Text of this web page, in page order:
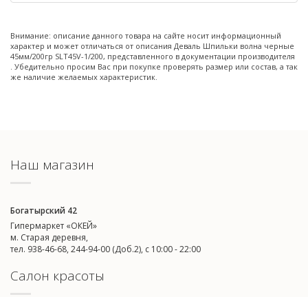
Внимание: описание данного товара на сайте носит информационный
характер и может отличаться от описания Деваль Шпильки волна черные
45мм/200гр SLT45V-1/200, представленного в документации производителя
. Убедительно просим Вас при покупке проверять размер или состав, а так
же наличие желаемых характеристик.
Наш магазин
Богатырский 42
Гипермаркет «ОКЕЙ»
м. Старая деревня,
тел. 938-46-68, 244-94-00 (Доб.2), c 10:00 - 22:00
Салон красоты